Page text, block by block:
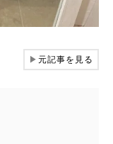
▶元記事を見る